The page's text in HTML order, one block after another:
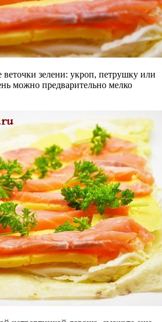
зелени: укроп, петрушку или
можно предварительно мелко